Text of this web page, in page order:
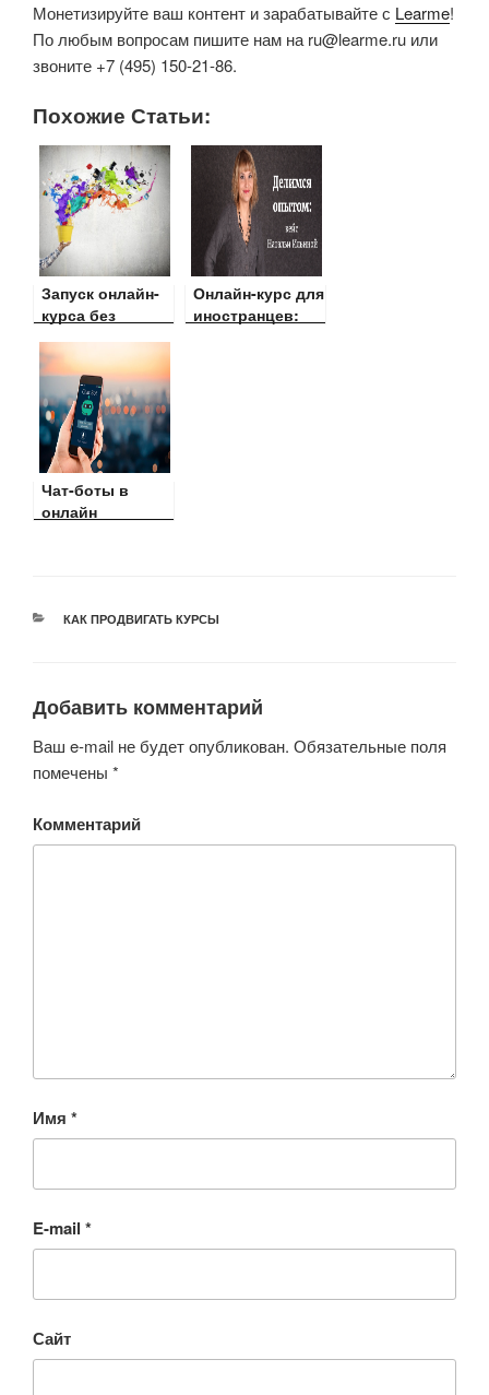
Монетизируйте ваш контент и зарабатывайте с Learme!
По любым вопросам пишите нам на ru@learme.ru или
звоните +7 (495) 150-21-86.
Похожие Статьи:
Запуск онлайн-
курса без
шагов к успеху
Онлайн-курс для
иностранцев:
Чат-боты в
онлайн
особенности
РУБРИКИ
КАК ПРОДВИГАТЬ КУРСЫ
Добавить комментарий
Ваш e-mail не будет опубликован. Обязательные поля
помечены *
Комментарий
Имя *
E-mail *
Сайт